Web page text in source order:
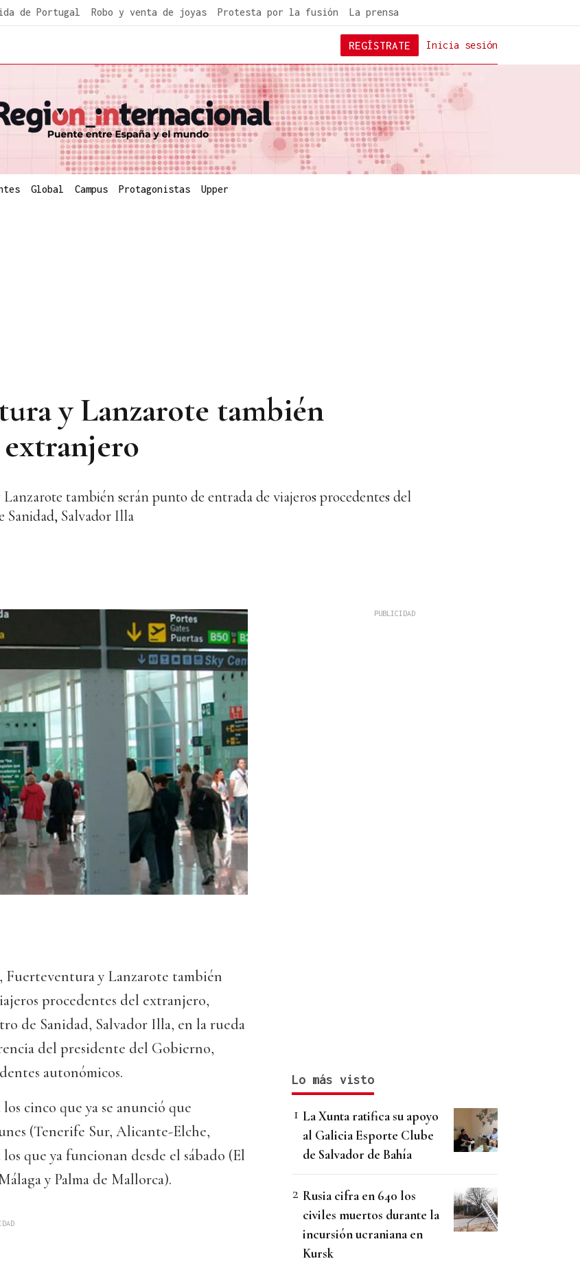
de Portugal Robo y venta de joyas Protesta por la fusión La prensa
Inicia sesión
REGÍSTRATE
Global Campus Protagonistas Upper
y Lanzarote también
también serán punto de entrada de viajeros procedentes del
Sanidad, Salvador Illa
Fuerteventura y Lanzarote también
procedentes del extranjero,
de Sanidad, Salvador Illa, en la rueda
del presidente del Gobierno,
autonómicos.
los cinco que ya se anunció que
(Tenerife Sur, Alicante-Elche,
que ya funcionan desde el sábado (El
y Palma de Mallorca).
Lo más visto
La Xunta ratifica su apoyo
al Galicia Esporte Clube
de Salvador de Bahía
Rusia cifra en 640 los
civiles muertos durante la
incursión ucraniana en
Kursk